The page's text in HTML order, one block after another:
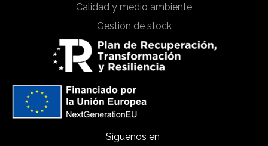
Calidad y medio ambiente
Gestión de stock
Síguenos en